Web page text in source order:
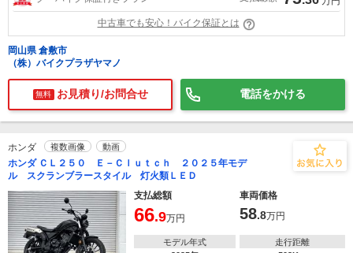
中古車でも安心！バイク保証とは
岡山県 倉敷市
（株）バイクプラザヤマノ
無料 お見積り/お問合せ 電話をかける
ホンダ 複数画像 動画
ホンダ ＣＬ２５０ Ｅ－Ｃｌｕｔｃｈ ２０２５年モデ
ル スクランブラースタイル 灯火類ＬＥＤ
支払総額
車両価格
66.9万円 58.8万円
モデル年式
走行距離